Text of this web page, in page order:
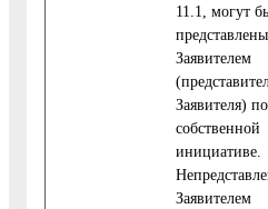
11.1, могут
представлены
Заявителем
Заявителя) по
собственной
инициативе.
Заявителем